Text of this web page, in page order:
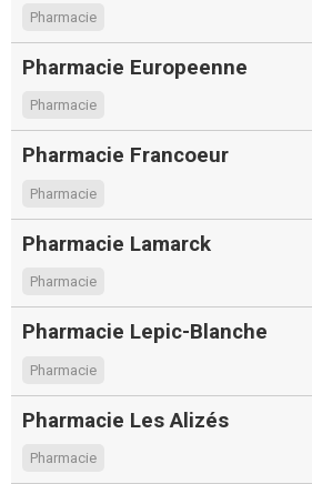
Pharmacie
Pharmacie Europeenne
Pharmacie
Pharmacie Francoeur
Pharmacie
Pharmacie Lamarck
Pharmacie
Pharmacie Lepic-Blanche
Pharmacie
Pharmacie Les Alizés
Pharmacie